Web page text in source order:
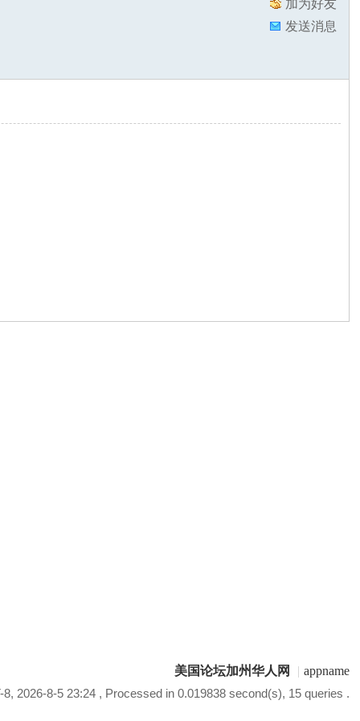
加为好友
发送消息
美国论坛加州华人网 | appname
8, 2026-8-5 23:24, Processed in 0.019838 second(s), 15 queries .